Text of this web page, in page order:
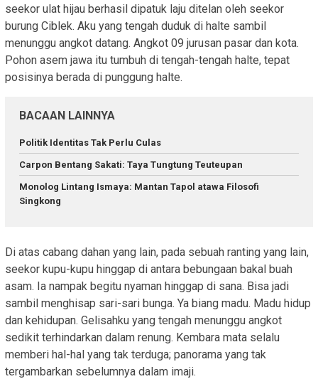
seekor ulat hijau berhasil dipatuk laju ditelan oleh seekor
burung Ciblek. Aku yang tengah duduk di halte sambil
menunggu angkot datang. Angkot 09 jurusan pasar dan kota.
Pohon asem jawa itu tumbuh di tengah-tengah halte, tepat
posisinya berada di punggung halte.
BACAAN LAINNYA
Politik Identitas Tak Perlu Culas
Carpon Bentang Sakati: Taya Tungtung Teuteupan
Monolog Lintang Ismaya: Mantan Tapol atawa Filosofi
Singkong
Di atas cabang dahan yang lain, pada sebuah ranting yang lain,
seekor kupu-kupu hinggap di antara bebungaan bakal buah
asam. Ia nampak begitu nyaman hinggap di sana. Bisa jadi
sambil menghisap sari-sari bunga. Ya biang madu. Madu hidup
dan kehidupan. Gelisahku yang tengah menunggu angkot
sedikit terhindarkan dalam renung. Kembara mata selalu
memberi hal-hal yang tak terduga; panorama yang tak
tergambarkan sebelumnya dalam imaji.